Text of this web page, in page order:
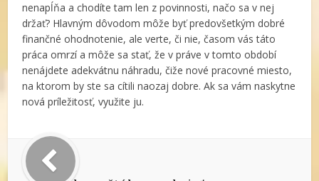
nenapĺňa a chodíte tam len z povinnosti, načo sa v nej
držať? Hlavným dôvodom môže byť predovšetkým dobré
finančné ohodnotenie, ale verte, či nie, časom vás táto
práca omrzí a môže sa stať, že v práve v tomto období
nenájdete adekvátnu náhradu, čiže nové pracovné miesto,
na ktorom by ste sa cítili naozaj dobre. Ak sa vám naskytne
nová príležitosť, využite ju.